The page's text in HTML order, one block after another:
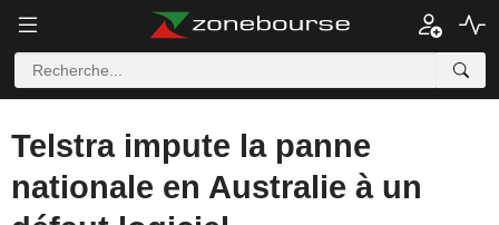
Telstra impute la panne
nationale en Australie à un